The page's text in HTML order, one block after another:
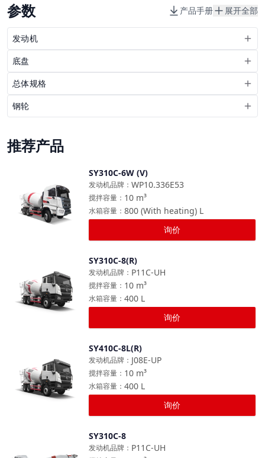
参数 产品手册 展开全部
发动机
底盘
总体规格
钢轮
推荐产品
SY310C-6W (V)
WP10.336E53
发动机品牌 ：
10 m³
搅拌容量 ：
800 (With heating) L
水箱容量 ：
询价
SY310C-8(R)
P11C-UH
发动机品牌 ：
10 m³
搅拌容量 ：
400 L
水箱容量 ：
询价
SY410C-8L(R)
J08E-UP
发动机品牌 ：
10 m³
搅拌容量 ：
400 L
水箱容量 ：
询价
SY310C-8
P11C-UH
发动机品牌 ：